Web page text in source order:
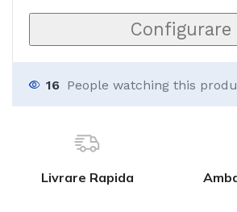
Configurare
16 People watching this
Livrare Rapida